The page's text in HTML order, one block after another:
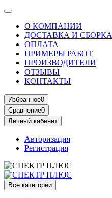
О КОМПАНИИ
ДОСТАВКА И СБОРКА
ОПЛАТА
ПРИМЕРЫ РАБОТ
ПРОИЗВОДИТЕЛИ
ОТЗЫВЫ
КОНТАКТЫ
Избранное0
Сравнение0
Личный кабинет
Авторизация
Регистрация
Все категории